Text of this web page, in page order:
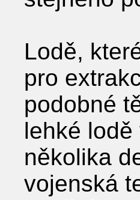
Lodě,
pro
podobné
lehké
několika
vojenská